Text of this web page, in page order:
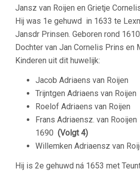
Jansz van Roijen en Grietje
Hij was 1e gehuwd in 1633 te
Jansdr Prinsen. Geboren rond
Dochter van Jan Cornelis Prins en
Kinderen uit dit huwelijk:
Jacob Adriaens van Roijen
Trijntgen Adriaens van Roijen
Roelof Adriaens van Roijen
Frans Adriaensz. van
1690 (Volgt 4)
Willemken Adriaensz van
Hij is 2e gehuwd ná 1653 met